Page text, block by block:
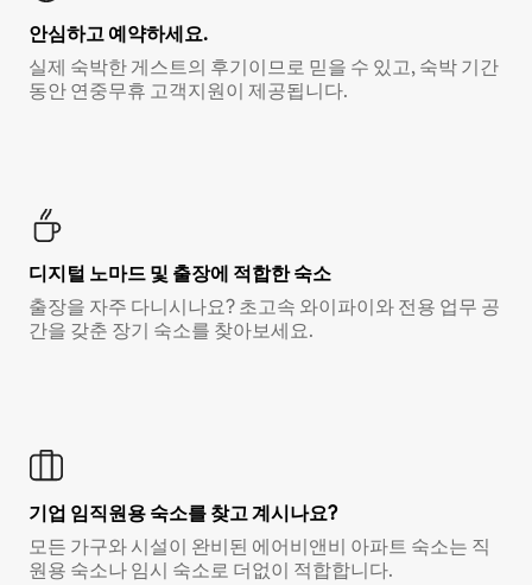
안심하고 예약하세요.
실제 숙박한 게스트의 후기이므로 믿을 수 있고, 숙박 기간
동안 연중무휴 고객지원이 제공됩니다.
디지털 노마드 및 출장에 적합한 숙소
출장을 자주 다니시나요? 초고속 와이파이와 전용 업무 공
간을 갖춘 장기 숙소를 찾아보세요.
기업 임직원용 숙소를 찾고 계시나요?
모든 가구와 시설이 완비된 에어비앤비 아파트 숙소는 직
원용 숙소나 임시 숙소로 더없이 적합합니다.